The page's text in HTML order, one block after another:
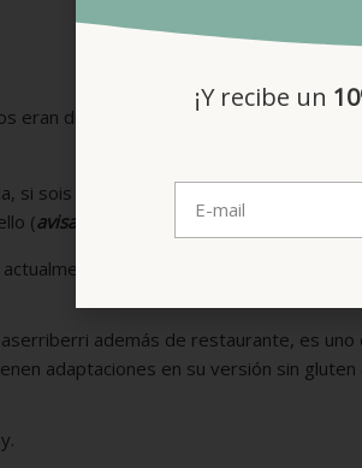
eran directamente sin gluten o hechos
si sois de Pamplona o venís de visita y
(avisa siempre con antelación
son 55€
además de restaurante, es
adaptaciones en su versión sin gluten
¡Y recibe un